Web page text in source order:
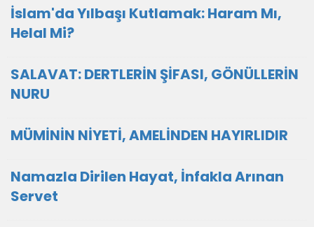
İslam'da Yılbaşı Kutlamak: Haram Mı,
Helal Mi?
SALAVAT: DERTLERİN ŞİFASI, GÖNÜLLERİN
NURU
MÜMİNİN NİYETİ, AMELİNDEN HAYIRLIDIR
Namazla Dirilen Hayat, İnfakla Arınan
Servet